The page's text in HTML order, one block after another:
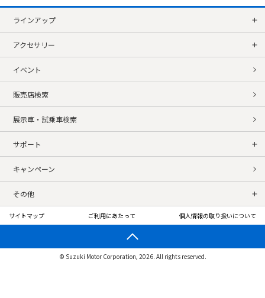
ラインアップ
アクセサリー
イベント
販売店検索
展示車・試乗車検索
サポート
キャンペーン
その他
サイトマップ ご利用にあたって 個人情報の取り扱いについて
© Suzuki Motor Corporation, 2026. All rights reserved.